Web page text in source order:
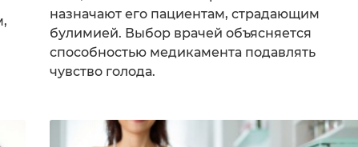
назначают его пациентам, страдающим
булимией. Выбор врачей объясняется
способностью медикамента подавлять
чувство голода.